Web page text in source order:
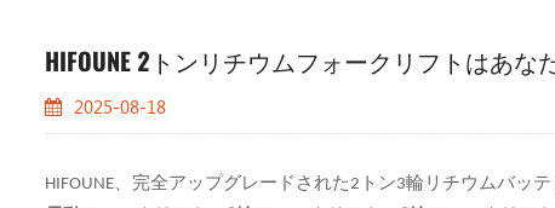
HIFOUNE 2トンリチウムフォークリフトはあな
2025-08-18
HIFOUNE、完全アップグレードされた2トン3輪リチウムバ